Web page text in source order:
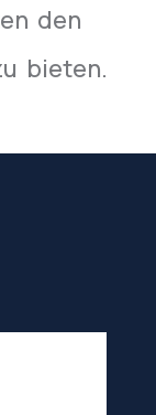
den
bieten.